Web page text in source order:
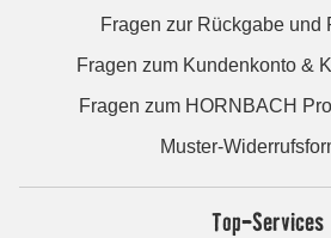
Fragen zur Rückgabe und
Fragen zum Kundenkonto &
Fragen zum HORNBACH
Muster-
Top-Services